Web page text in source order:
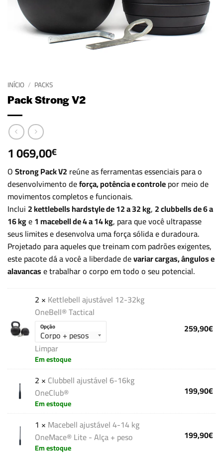
INÍCIO / PACKS
Pack Strong V2
1 069,00€
OStrong Pack V2 reúne as ferramentas essenciais para o
desenvolvimento deforça, potência e controlepor meio de
movimentos completos e funcionais.
Inclui 2 kettlebells hardstyle de 12 a 32 kg, 2 clubbells de 6 a
16 kge1 macebell de 4 a 14 kg, para que você ultrapasse
seus limites e desenvolva uma força sólida e duradoura.
Projetado para aqueles que treinam com padrões exigentes,
este pacote dá a você a liberdade devariar cargas, ângulos e
alavancase trabalhar o corpo em todo o seu potencial.
2 × Kettlebell ajustável 12-32kg
OneBell® Tactical
Opção
Limpar
Em estoque
259,90€
2 × Clubbell ajustável 6-16kg
OneClub®
Em estoque
199,90€
1 × Macebell ajustável 4-14 kg
OneMace® Lite - Alça + peso
Em estoque
199,90€